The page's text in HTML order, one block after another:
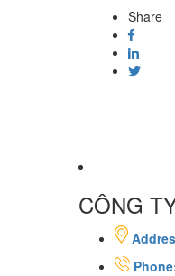
Share
CÔNG